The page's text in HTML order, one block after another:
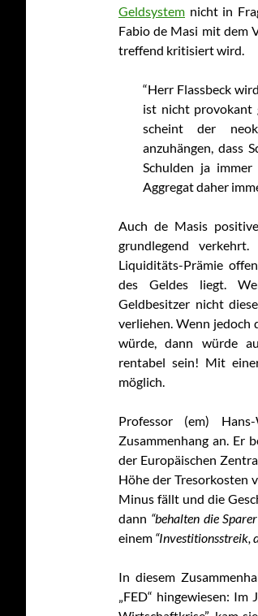
Geldsystem nicht in
Fabio de Masi mit dem
treffend kritisiert wird.
“Herr Flassbeck
ist nicht provokant
scheint der
anzuhängen, dass
Schulden ja
Aggregat daher
Auch de Masis
grundlegend
Liquiditäts-Prämie
des Geldes liegt.
Geldbesitzer nicht
verliehen. Wenn jedoch
würde, dann würde
rentabel sein! Mit
möglich.
Professor (em)
Zusammenhang an. Er
der Europäischen
Höhe der Tresorkosten
Minus fällt und die
dann “behalten die
einem “Investitionsstreik,
In diesem
„FED“ hingewiesen: